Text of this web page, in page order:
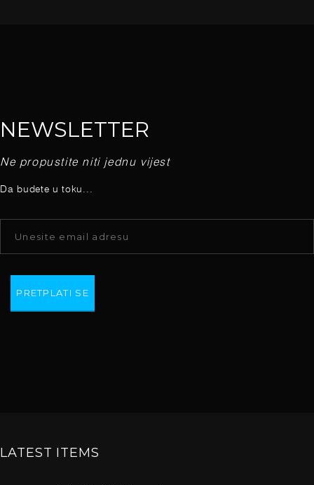
NEWSLETTER
Ne propustite niti jednu vijest
Da budete u toku...
LATEST ITEMS